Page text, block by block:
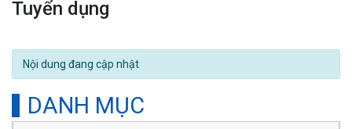
Tuyển dụng
Nội dung đang cập nhật
DANH MỤC